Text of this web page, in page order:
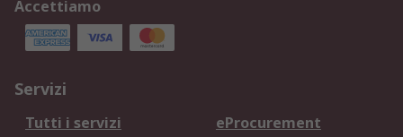
Accettiamo
Servizi
Tutti i servizi
eProcurement